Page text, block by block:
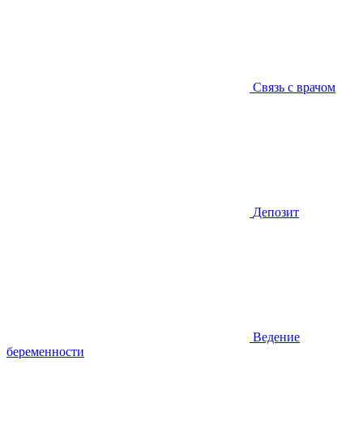
Связь с врачом
Депозит
Ведение
беременности